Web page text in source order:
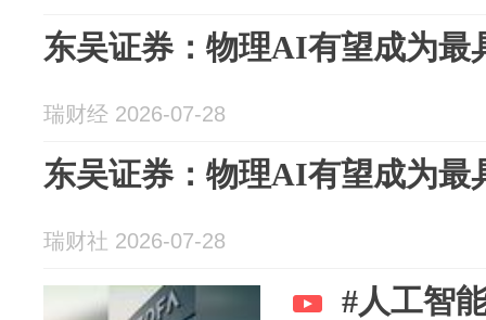
东吴证券：物理AI有望成为最
瑞财经 2026-07-28
东吴证券：物理AI有望成为最
瑞财社 2026-07-28
#人工智能# 为什么说